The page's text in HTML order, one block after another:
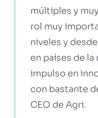
múltiples y
rol muy
niveles y
en países de
impulso en
con bastante
CEO de Agri.